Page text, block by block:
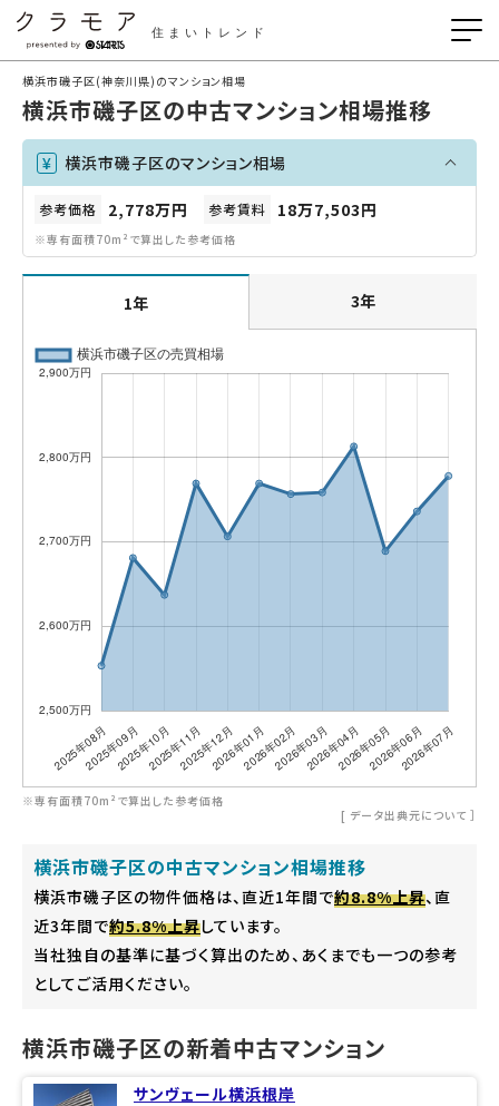
住まいトレンド
横浜市磯子区(神奈川県)のマンション相場
横浜市磯子区の中古マンション相場推移
横浜市磯子区のマンション相場
参考価格 2,778万円 参考賃料 18万7,503円
※専有面積70m²で算出した参考価格
1年 3年
※専有面積70m²で算出した参考価格
[ データ出典元について ］
横浜市磯子区の中古マンション相場推移
横浜市磯子区の物件価格は、直近1年間で約8.8%上昇、直
近3年間で約5.8%上昇しています。
当社独自の基準に基づく算出のため、あくまでも一つの参考
としてご活用ください。
横浜市磯子区の新着中古マンション
サンヴェール横浜根岸